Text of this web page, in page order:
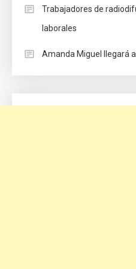
Trabajadores de
laborales
Amanda Miguel llegará